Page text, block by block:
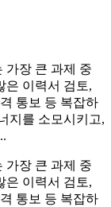
가장 큰 과제 중
은 이력서 검토,
통보 등 복잡하
지를 소모시키고,
가장 큰 과제 중
은 이력서 검토,
통보 등 복잡하